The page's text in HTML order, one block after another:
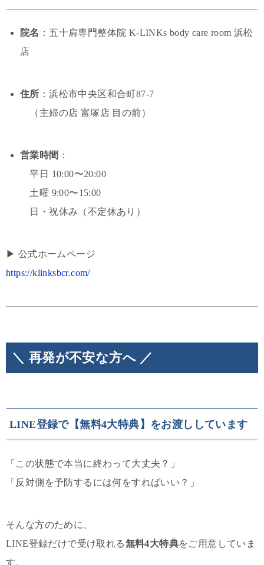
院名 ：五十肩専門整体院 K-LINKs body care room 浜松
店
住所 ：浜松市中央区和合町87-7
（主婦の店 富塚店 目の前）
営業時間 ：
平日 10:00〜20:00
土曜 9:00〜15:00
日・祝休み（不定休あり）
▶︎ 公式ホームページ
https://klinksbcr.com/
＼ 再発が不安な方へ ／
LINE登録で【無料4大特典】をお渡ししています
「この状態で本当に終わって大丈夫？」
「反対側を予防するには何をすればいい？」
そんな方のために、
LINE登録だけで受け取れる無料4大特典をご用意していま
す。